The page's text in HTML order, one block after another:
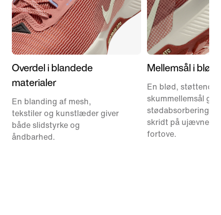
Overdel i blandede
materialer
En blanding af mesh,
tekstiler og kunstlæder giver
både slidstyrke og
åndbarhed.
Mellemsål i
En blød, støttende
skummellemsål
stødabsorbering til
skridt på ujævne
fortove.